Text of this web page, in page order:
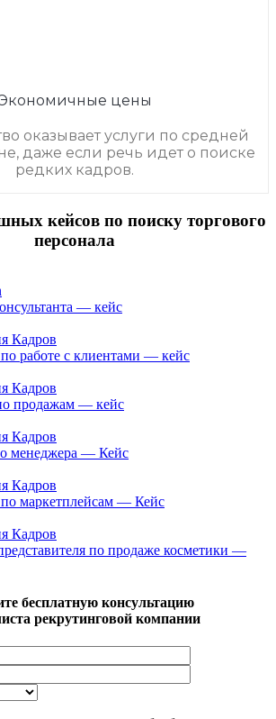
цены
оказывает услуги по средней
даже если речь идет о поиске
редких кадров.
кейсов по поиску торгового
персонала
— кейс
Кадров
работе с клиентами — кейс
Кадров
продажам — кейс
Кадров
менеджера — Кейс
Кадров
маркетплейсам — Кейс
Кадров
по продаже косметики —
бесплатную консультацию
рекрутинговой компании